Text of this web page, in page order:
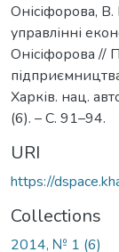
Онісіфорова, В.
управлінні
Онісіфорова //
Харків. нац.
(6). – С. 91–94.
URI
https://
Collections
2014, № 1 (6)